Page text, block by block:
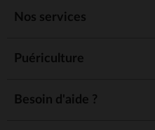
Nos services
Puériculture
Besoin d'aide ?